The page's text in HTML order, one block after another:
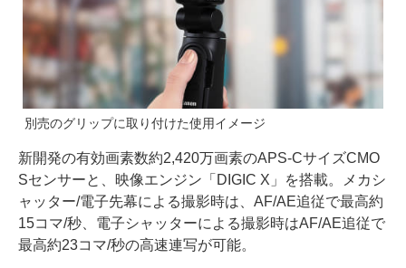
別売のグリップに取り付けた使用イメージ
新開発の有効画素数約2,420万画素のAPS-CサイズCMO
Sセンサーと、映像エンジン「DIGIC X」を搭載。メカシ
ャッター/電子先幕による撮影時は、AF/AE追従で最高約
15コマ/秒、電子シャッターによる撮影時はAF/AE追従で
最高約23コマ/秒の高速連写が可能。